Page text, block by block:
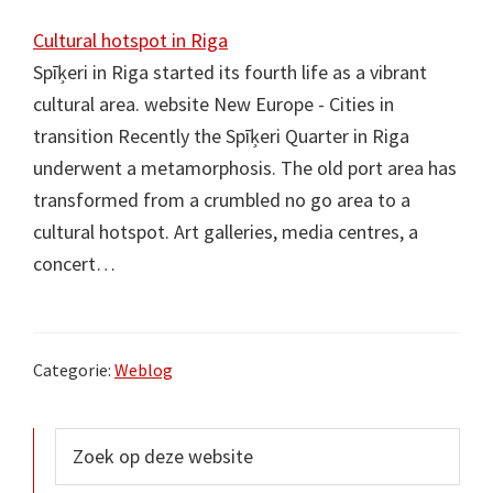
Cultural hotspot in Riga
Spīķeri in Riga started its fourth life as a vibrant
cultural area. website New Europe - Cities in
transition Recently the Spīķeri Quarter in Riga
underwent a metamorphosis. The old port area has
transformed from a crumbled no go area to a
cultural hotspot. Art galleries, media centres, a
concert…
Categorie: Weblog
Primaire
Sidebar
op